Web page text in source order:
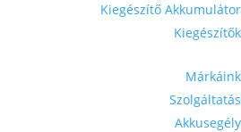
Kiegészítő Akkumulátor
Kiegészítők
Márkáink
Szolgáltatás
Akkusegély